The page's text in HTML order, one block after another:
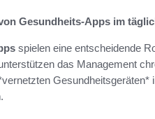
Gesundheits-Apps im
spielen eine entscheidende
das Management